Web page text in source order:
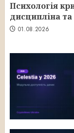
Психологія
дисципліна
01.08.2026